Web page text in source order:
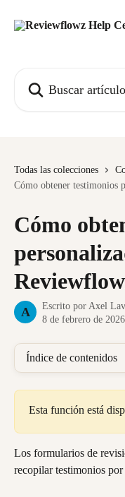
Todas las colecciones
Cómo obtener testimonios
Cómo
A Escrito por Axel
8 de febrero de 2026
Índice de contenidos
Esta función está
Los formularios de
recopilar testimonios por